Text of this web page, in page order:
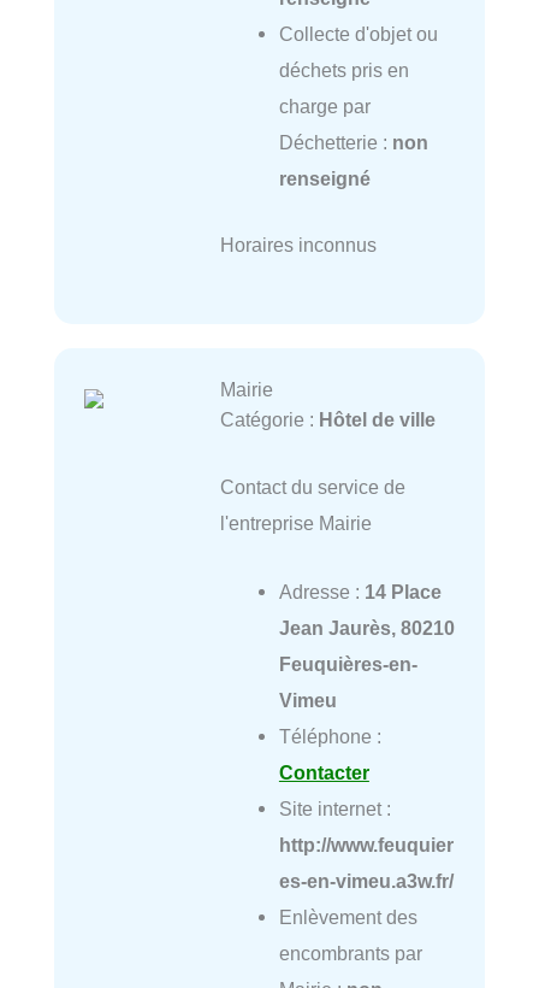
Collecte d'objet ou
déchets pris en
charge par
Déchetterie : non
renseigné
Horaires inconnus
Mairie
Catégorie : Hôtel de ville
Contact du service de
l'entreprise Mairie
Adresse : 14 Place
Jean Jaurès, 80210
Feuquières-en-
Vimeu
Téléphone :
Contacter
Site internet :
http://www.feuquier
es-en-vimeu.a3w.fr/
Enlèvement des
encombrants par